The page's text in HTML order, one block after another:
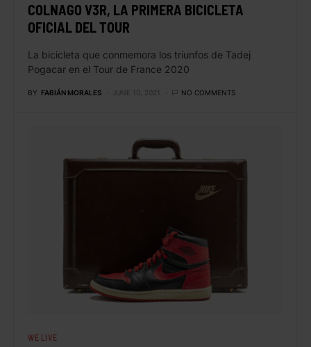
COLNAGO V3R, LA PRIMERA BICICLETA
OFICIAL DEL TOUR
La bicicleta que conmemora los triunfos de Tadej
Pogacar en el Tour de France 2020
BY FABIÁN MORALES JUNE 10, 2021 NO COMMENTS
WE LIVE